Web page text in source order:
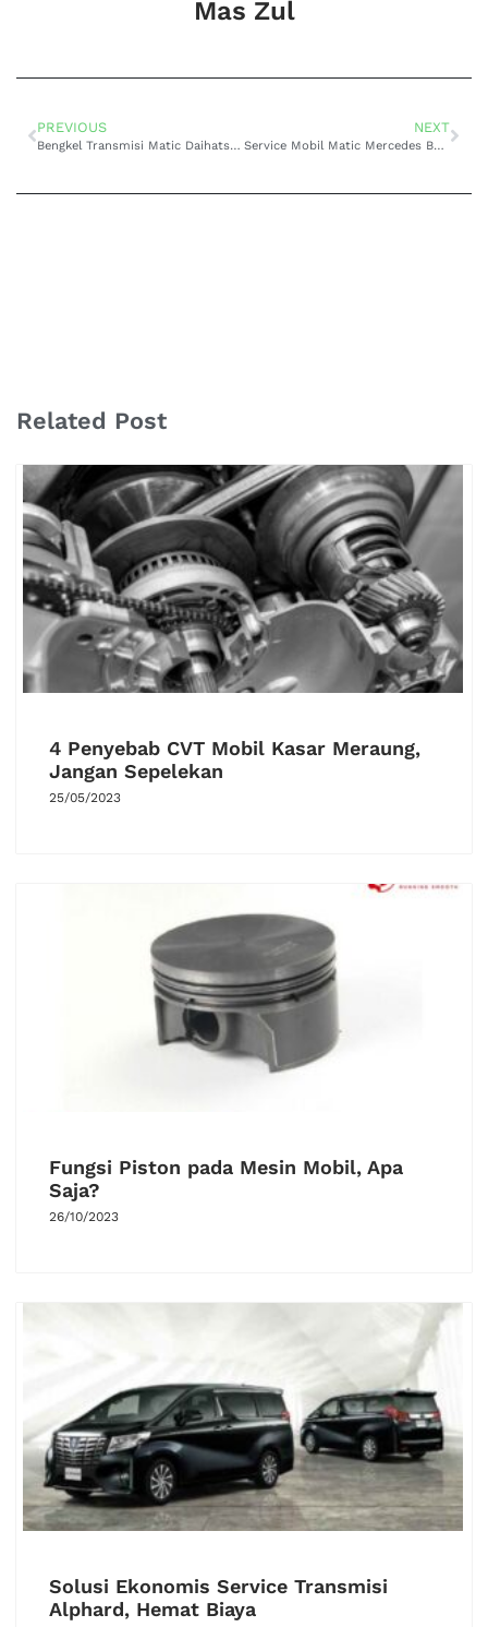
Mas Zul
PREVIOUS
Bengkel Transmisi Matic Daihatsu Terbaik di Surabaya: Kenali Domo Transmisi sebagai Pilihan Utama
NEXT
Service Mobil Matic Mercedes Benz Terdekat di Surabaya: Mengapa Domo Transmisi adalah Pilihan Utama
Related Post
4 Penyebab CVT Mobil Kasar Meraung,
Jangan Sepelekan
25/05/2023
Fungsi Piston pada Mesin Mobil, Apa
Saja?
26/10/2023
Solusi Ekonomis Service Transmisi
Alphard, Hemat Biaya